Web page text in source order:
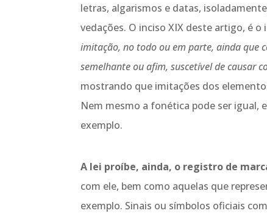
letras, algarismos e datas,
vedações. O inciso XIX deste artigo, é
imitação, no todo ou em parte, ainda que
semelhante ou afim, suscetível de causar
mostrando que imitações dos
Nem mesmo a fonética pode ser igual,
exemplo.
A lei proíbe, ainda, o registro de
com ele, bem como aquelas que
exemplo. Sinais ou símbolos oficiais